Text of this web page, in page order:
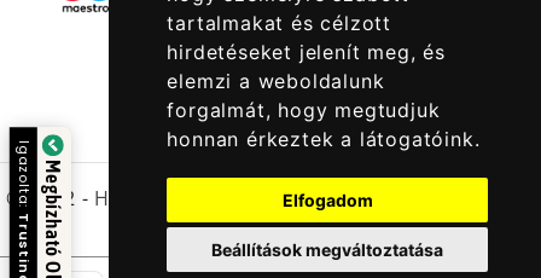
tartalmakat és célzott
hirdetéseket jelenít meg, és
elemzi a weboldalunk
forgalmát, hogy megtudjuk
honnan érkeztek a látogatóink.
Elfogadom
Beállítások megváltoztatása
© 2022 - Halcatraz Kft.
Megbízható Oldal
Igazolta:
Trustindex